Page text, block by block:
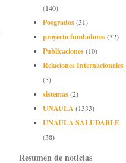
(140)
Posgrados(31)
proyecto fundadores(32)
Publicaciones(10)
Relaciones Internacionales
(5)
sistemas(2)
UNAULA(1333)
UNAULA SALUDABLE
(38)
Resumen de noticias